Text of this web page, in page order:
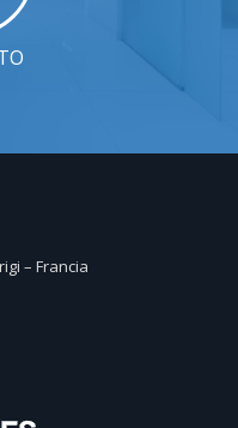
– Francia